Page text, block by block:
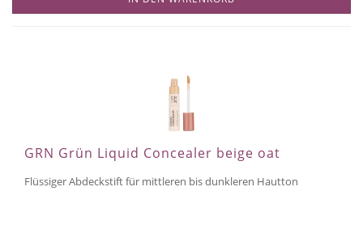
GRN Grün Liquid Concealer beige oat
Flüssiger Abdeckstift für mittleren bis dunkleren Hautton